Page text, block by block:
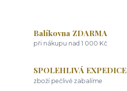
Balíkovna ZDARMA
při nákupu nad 1 000 Kč
SPOLEHLIVÁ EXPEDICE
zboží pečlivě zabalíme